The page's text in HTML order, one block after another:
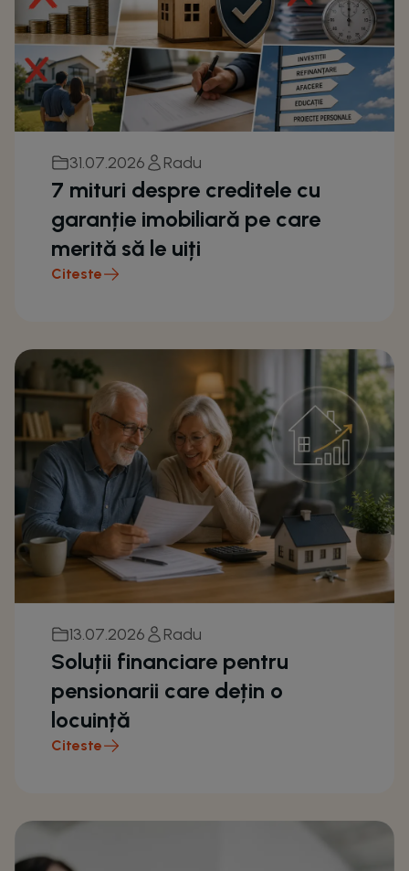
31.07.2026 Radu
7 mituri despre creditele cu
garanție imobiliară pe care
merită să le uiți
Citeste
13.07.2026 Radu
Soluții financiare pentru
pensionarii care dețin o
locuință
Citeste